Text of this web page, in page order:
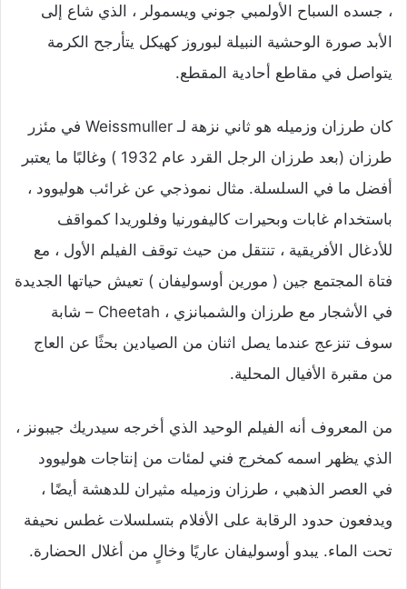
، جسده السباح الأولمبي جوني ويسمولر ، الذي شاع إلى
الأبد صورة الوحشية النبيلة لبوروز كهيكل يتأرجح الكرمة
يتواصل في مقاطع أحادية المقطع.
كان طرزان وزميله هو ثاني نزهة لـ Weissmuller في مئزر
طرزان (بعد طرزان الرجل القرد عام 1932 ) وغالبًا ما يعتبر
أفضل ما في السلسلة. مثال نموذجي عن غرائب ​​هوليوود ،
باستخدام غابات وبحيرات كاليفورنيا وفلوريدا كمواقف
للأدغال الأفريقية ، تنتقل من حيث توقف الفيلم الأول ، مع
فتاة المجتمع جين ( مورين أوسوليفان ) تعيش حياتها الجديدة
في الأشجار مع طرزان والشمبانزي ، Cheetah – شابة
سوف تنزعج عندما يصل اثنان من الصيادين بحثًا عن العاج
من مقبرة الأفيال المحلية.
من المعروف أنه الفيلم الوحيد الذي أخرجه سيدريك جيبونز ،
الذي يظهر اسمه كمخرج فني لمئات من إنتاجات هوليوود
في العصر الذهبي ، طرزان وزميله مثيران للدهشة أيضًا ،
ويدفعون حدود الرقابة على الأفلام بتسلسلات غطس نحيفة
تحت الماء. يبدو أوسوليفان عاريًا وخالٍ من أغلال الحضارة.